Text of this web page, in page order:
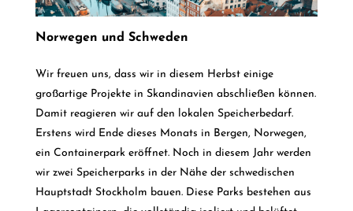
Norwegen und Schweden
Wir freuen uns, dass wir in diesem Herbst einige
großartige Projekte in Skandinavien abschließen können.
Damit reagieren wir auf den lokalen Speicherbedarf.
Erstens wird Ende dieses Monats in Bergen, Norwegen,
ein Containerpark eröffnet. Noch in diesem Jahr werden
wir zwei Speicherparks in der Nähe der schwedischen
Hauptstadt Stockholm bauen. Diese Parks bestehen aus